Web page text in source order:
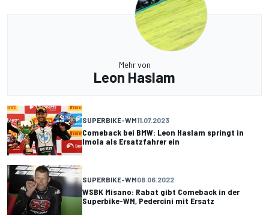
Mehr von
Leon Haslam
SUPERBIKE-WM11.07.2023
Comeback bei BMW: Leon Haslam springt in
Imola als Ersatzfahrer ein
SUPERBIKE-WM08.06.2022
WSBK Misano: Rabat gibt Comeback in der
Superbike-WM, Pedercini mit Ersatz